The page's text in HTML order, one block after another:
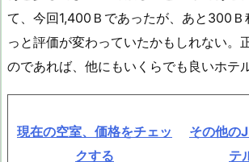
て、今回1,400Ｂであったが、あと300Ｂ
っと評価が変わっていたかもしれない。
のであれば、他にもいくらでも良いホテ
現在の空室、価格をチェッ
クする
その他の
テ